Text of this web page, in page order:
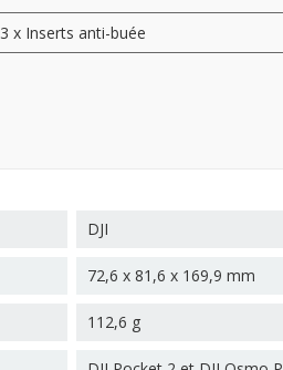
3 x Inserts anti-buée
DJI
72,6 x 81,6 x 169,9 mm
112,6 g